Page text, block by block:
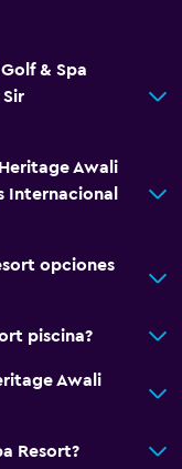
& Spa
Awali
Internacional
opciones
piscina?
Awali
Resort?